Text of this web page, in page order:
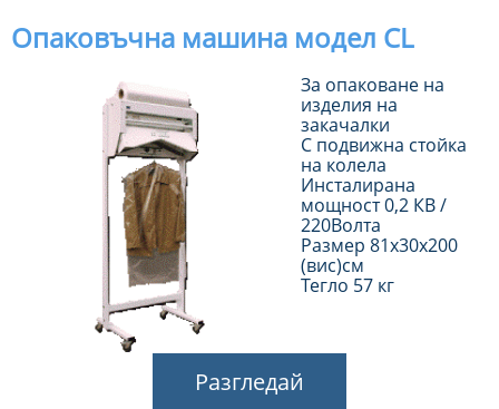
Опаковъчна машина модел CL
За опаковане на
изделия на
закачалки
С подвижна стойка
на колела
Инсталирана
мощност 0,2 КВ /
220Волта
Размер 81х30х200
(вис)см
Тегло 57 кг
Разгледай